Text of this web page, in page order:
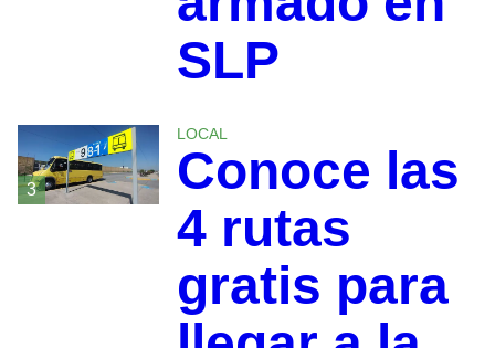
SLP
3
LOCAL
Conoce las
4 rutas
gratis para